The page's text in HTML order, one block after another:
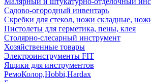
Садово-огородный инвентарь
Скребки для стекол, ножи складные,
Пистолеты для герметика, пены, клея
Столярно-слесарный инструмент
Хозяйственные товары
Электроинструменты FIT
Ящики для инструментов
РемоКолор,Hobbi,Hardax